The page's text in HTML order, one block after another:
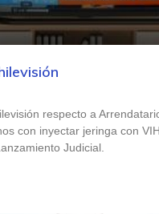
respecto a
con inyectar jeringa con
Judicial.